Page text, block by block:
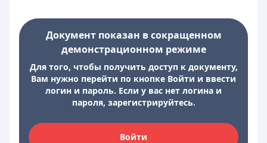
Документ показан в сокращенном
демонстрационном режиме
Для того, чтобы получить доступ к документу,
Вам нужно перейти по кнопке Войти и ввести
логин и пароль. Если у вас нет логина и
пароля, зарегистрируйтесь.
Войти